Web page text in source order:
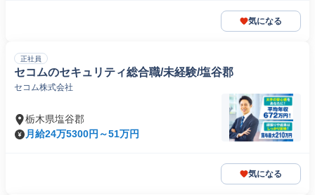
気になる
正社員
セコムのセキュリティ総合職/未経験/塩谷郡
セコム株式会社
栃木県塩谷郡
月給24万5300円～51万円
気になる